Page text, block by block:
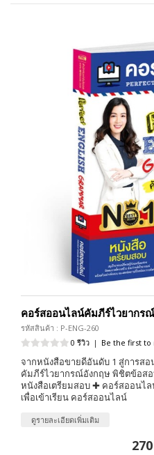
คอร์สออนไลน์คัมภีร์ไวยากร
รหัสสินค้า : P-ENG-260
0 รีวิว | Be the first
จากหนังสือขายดีอันดับ 1 สู่การส
คัมภีร์ไวยากรณ์อังกฤษ พิชิตข้อสอ
หนังสือเตรียมสอบ ✚ คอร์สออนไล
เพื่อเข้าเรียน คอร์สออนไลน์
ดูรายละเอียดเพิ่มเติม